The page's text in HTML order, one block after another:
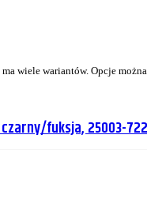
wiele wariantów. Opcje
fuksja, 25003-